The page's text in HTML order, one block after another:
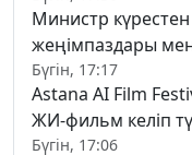
Министр
жеңімпаздары
Бүгін, 17:17
Astana AI Film
ЖИ-фильм келіп
Бүгін, 17:06